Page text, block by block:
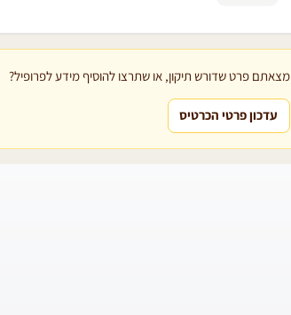
מצאתם פרט שדורש תיקון, או שתרצו להוסיף מידע לפרופיל?
עדכון פרטי הכרטיס